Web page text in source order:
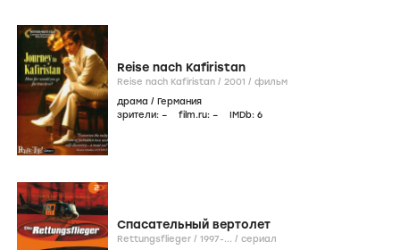
Reise nach Kafiristan
Reise nach Kafiristan / 2001 / фильм
драма / Германия
зрители: – film.ru: – IMDb: 6
Спасательный вертолет
Rettungsflieger / 1997-... / сериал